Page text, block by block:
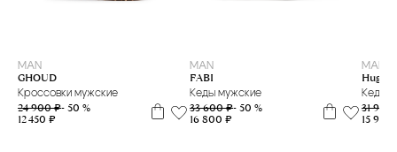
MAN
GHOUD
Кроссовки мужские
24 900 ₽- 50 %
12 450 ₽
MAN
FABI
Кеды мужские
33 600 ₽- 50 %
16 800 ₽
MAN
Hugo
Кеды
31 900
15 950